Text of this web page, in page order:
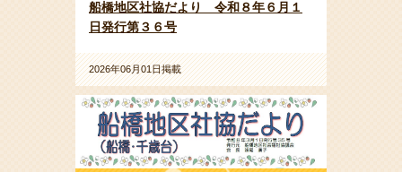
船橋地区社協だより 令和８年６月１
日発行第３６号
2026年06月01日掲載